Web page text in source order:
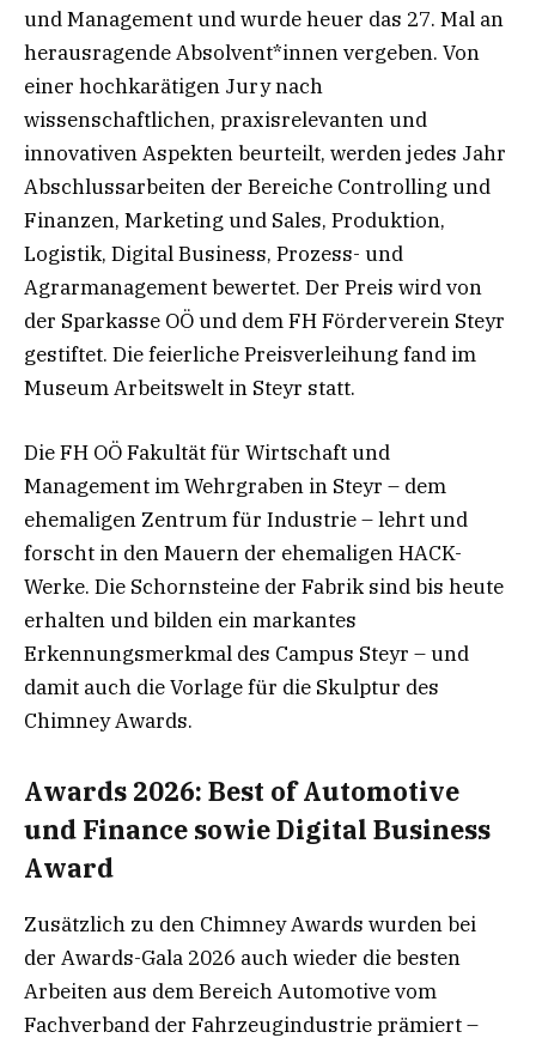
und Management und wurde heuer das 27. Mal an
herausragende Absolvent*innen vergeben. Von
einer hochkarätigen Jury nach
wissenschaftlichen, praxisrelevanten und
innovativen Aspekten beurteilt, werden jedes Jahr
Abschlussarbeiten der Bereiche Controlling und
Finanzen, Marketing und Sales, Produktion,
Logistik, Digital Business, Prozess- und
Agrarmanagement bewertet. Der Preis wird von
der Sparkasse OÖ und dem FH Förderverein Steyr
gestiftet. Die feierliche Preisverleihung fand im
Museum Arbeitswelt in Steyr statt.
Die FH OÖ Fakultät für Wirtschaft und
Management im Wehrgraben in Steyr – dem
ehemaligen Zentrum für Industrie – lehrt und
forscht in den Mauern der ehemaligen HACK-
Werke. Die Schornsteine der Fabrik sind bis heute
erhalten und bilden ein markantes
Erkennungsmerkmal des Campus Steyr – und
damit auch die Vorlage für die Skulptur des
Chimney Awards.
Awards 2026: Best of Automotive
und Finance sowie Digital Business
Award
Zusätzlich zu den Chimney Awards wurden bei
der Awards-Gala 2026 auch wieder die besten
Arbeiten aus dem Bereich Automotive vom
Fachverband der Fahrzeugindustrie prämiert –